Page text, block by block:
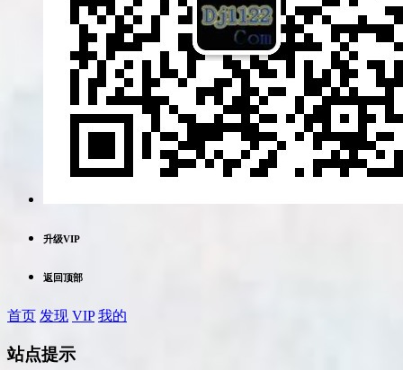
升级VIP
返回顶部
首页 发现 VIP 我的
站点提示